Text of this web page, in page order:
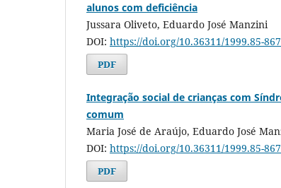
alunos com deficiência
Jussara Oliveto, Eduardo José Manzini
DOI: https://doi.org/10.36311/1999.85-
PDF
Integração social de crianças com
comum
Maria José de Araújo, Eduardo José
DOI: https://doi.org/10.36311/1999.85-
PDF